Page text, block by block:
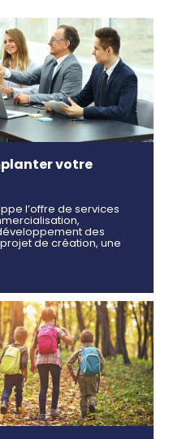
votre
l’offre de services
des
de création, une